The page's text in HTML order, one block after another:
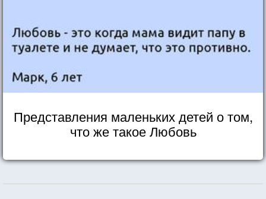
Представления маленьких детей о том,
что же такое Любовь